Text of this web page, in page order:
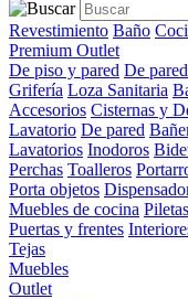
Revestimiento Baño
Premium Outlet
De piso y pared De pared
Grifería Loza Sanitaria
Accesorios Cisternas y
Lavatorio De pared
Lavatorios Inodoros
Perchas Toalleros
Porta objetos
Muebles de cocina Piletas
Puertas y frentes
Tejas
Muebles
Outlet